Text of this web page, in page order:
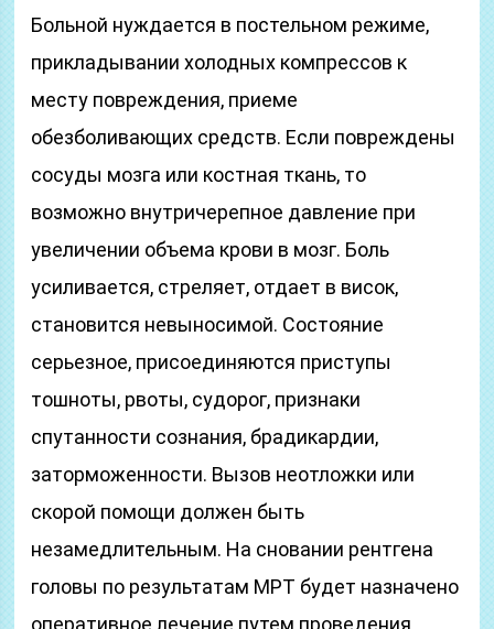
Больной нуждается в постельном режиме,
прикладывании холодных компрессов к
месту повреждения, приеме
обезболивающих средств. Если повреждены
сосуды мозга или костная ткань, то
возможно внутричерепное давление при
увеличении объема крови в мозг. Боль
усиливается, стреляет, отдает в висок,
становится невыносимой. Состояние
серьезное, присоединяются приступы
тошноты, рвоты, судорог, признаки
спутанности сознания, брадикардии,
заторможенности. Вызов неотложки или
скорой помощи должен быть
незамедлительным. На сновании рентгена
головы по результатам МРТ будет назначено
оперативное лечение путем проведения